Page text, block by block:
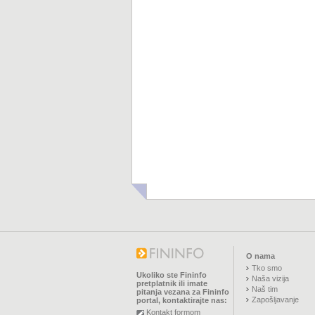
Ukoliko ste Fininfo
pretplatnik ili imate
pitanja vezana za Fininfo
portal, kontaktirajte nas:
Kontakt formom
O nama
Tko smo
Naša vizija
Naš tim
Zapošljavanje